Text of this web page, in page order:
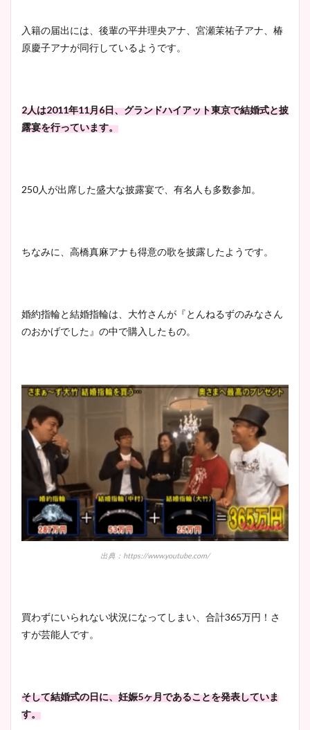
入籍の届出には、後輩の平井理央アナ、宮瀬茉祐子アナ、椿
原慶子アナが同行しているようです。
2人は2011年11月6日、グランドハイアット東京で結婚式と披
露宴を行っています。
250人が出席した盛大な披露宴で、有名人も多数参加。
ちなみに、高橋真麻アナも得意の歌を披露したようです。
婚約指輪と結婚指輪は、大竹さんが『とんねるずのみなさん
のおかげでした』の中で購入したもの。
出典：https://www.youtube.com/
買わずにいられない状況になってしまい、合計365万円！さ
すが芸能人です。
そして結婚式の日に、妊娠5ヶ月であることを発表していま
す。